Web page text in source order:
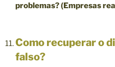
problemas? (Empresas
Como recuperar o
falso?